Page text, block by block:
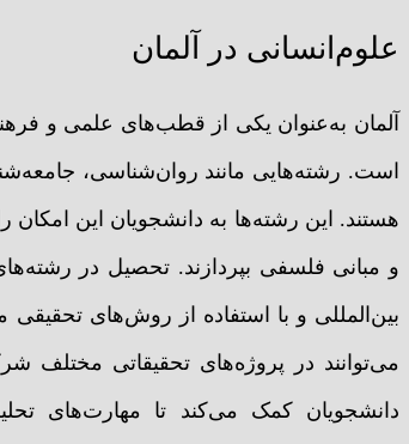
علوم‌انسانی در آلمان
آلمان به‌عنوان یکی از قطب‌های علمی و
است. رشته‌هایی مانند روان‌شناسی،
هستند. این رشته‌ها به دانشجویان این امکان
و مبانی فلسفی بپردازند. تحصیل در
بین‌المللی و با استفاده از روش‌های تحقیقی
می‌توانند در پروژه‌های تحقیقاتی مختلف
دانشجویان کمک می‌کند تا مهارت‌های